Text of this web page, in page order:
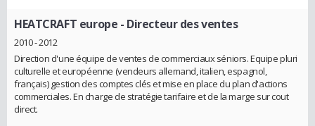
HEATCRAFT europe - Directeur des ventes
2010 - 2012
Direction d'une équipe de ventes de commerciaux séniors. Equipe pluri
culturelle et européenne (vendeurs allemand, italien, espagnol,
français) gestion des comptes clés et mise en place du plan d'actions
commerciales. En charge de stratégie tarifaire et de la marge sur cout
direct.